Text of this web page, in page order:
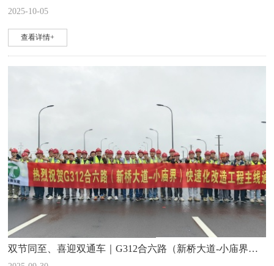
2025-10-05
查看详情+
双节同至、喜迎双通车｜G312合六路（新桥大道-小庙界）快速化改造项目主线通车、蜀山互通提升工程二阶段建成放行